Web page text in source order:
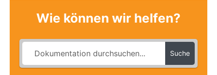
Wie können wir helfen?
Suche